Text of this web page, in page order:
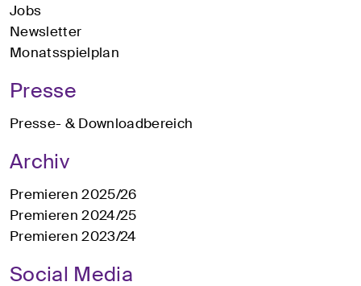
Jobs
Newsletter
Monatsspielplan
Presse
Presse- & Downloadbereich
Archiv
Premieren 2025/26
Premieren 2024/25
Premieren 2023/24
Social Media